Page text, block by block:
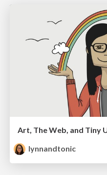
Art, The Web, and Tiny
lynnandtonic